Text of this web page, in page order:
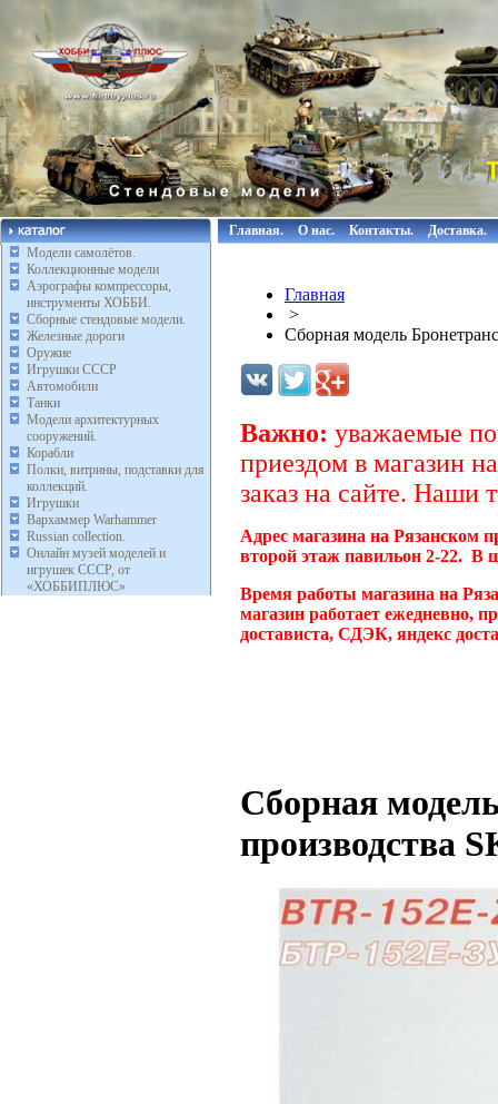
Модели самолётов.
Коллекционные модели
Аэрографы компрессоры,
инструменты ХОББИ.
Сборные стендовые модели.
Железные дороги
Оружие
Игрушки СССР
Автомобили
Танки
Модели архитектурных
сооружений.
Корабли
Полки, витрины, подставки для
коллекций.
Игрушки
Вархаммер Warhammer
Russian collection.
Онлайн музей моделей и
игрушек СССР, от
«ХОББИПЛЮС»
Главная. О нас. Контакты. Доставка.
Главная
>
Сборная модель
Важно: уважаемые
приездом в магазин
заказ на сайте. Наши
Адрес магазина на Рязанском
второй этаж павильон 2-22. В
Время работы магазина на
магазин работает ежедневно,
достависта, СДЭК, яндекс
Сборная
производства